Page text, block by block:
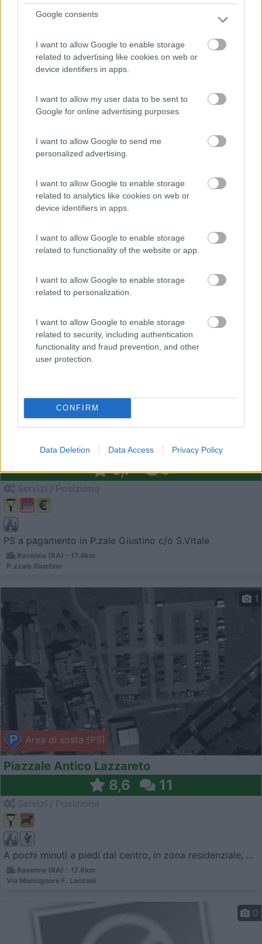
Google consents
I want to allow Google to enable storage
related to advertising like cookies on web or
device identifiers in apps.
I want to allow my user data to be sent to
Google for online advertising purposes.
I want to allow Google to send me
personalized advertising.
I want to allow Google to enable storage
related to analytics like cookies on web or
device identifiers in apps.
I want to allow Google to enable storage
related to functionality of the website or app.
I want to allow Google to enable storage
related to personalization.
I want to allow Google to enable storage
related to security, including authentication
functionality and fraud prevention, and other
user protection.
CONFIRM
Data Deletion Data Access Privacy Policy
Servizi / Posizione
Punto sosta vicino al Parco Bertozzi, senza servizi
Via Corelli
Area di sosta (PS)
Parcheggio
6,7 6
PS a pagamento in P.zale Giustino c/o S.Vitale
Ravenna (RA) - 17.4km
P.zzale Giustino
Area di sosta (PS)
1
Piazzale Antico Lazzareto
8,6 11
A pochi minuti a piedi dal centro, in zona residenziale, ...
Ravenna (RA) - 17.6km
Via Monsignore F. Lanzoni
0